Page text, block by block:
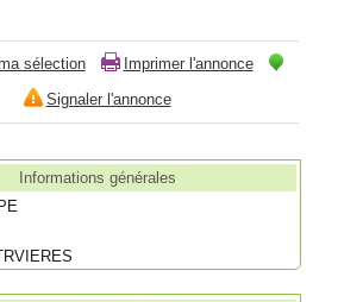
sélection
Imprimer l'annonce
Signaler l'annonce
Informations générales